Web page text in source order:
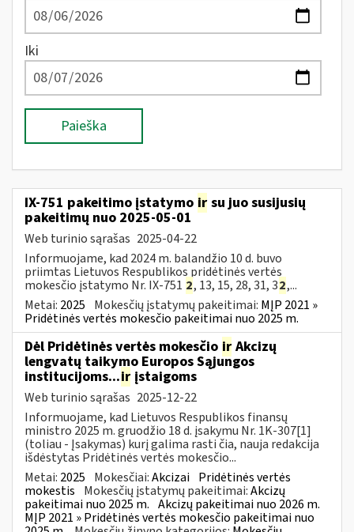
Iki
Paieška
IX-751 pakeitimo įstatymo ir su juo susijusių
pakeitimų nuo 2025-05-01
Web turinio sąrašas 2025-04-22
Informuojame, kad 2024 m. balandžio 10 d. buvo
priimtas Lietuvos Respublikos pridėtinės vertės
mokesčio įstatymo Nr. IX-751 2, 13, 15, 28, 31, 32,...
Metai: 2025 Mokesčių įstatymų pakeitimai: MĮP 2021 »
Pridėtinės vertės mokesčio pakeitimai nuo 2025 m.
Dėl Pridėtinės vertės mokesčio ir Akcizų
lengvatų taikymo Europos Sąjungos
institucijoms...ir įstaigoms
Web turinio sąrašas 2025-12-22
Informuojame, kad Lietuvos Respublikos finansų
ministro 2025 m. gruodžio 18 d. įsakymu Nr. 1K-307[1]
(toliau - Įsakymas) kurį galima rasti čia, nauja redakcija
išdėstytas Pridėtinės vertės mokesčio...
Metai: 2025 Mokesčiai:Akcizai Pridėtinės vertės
mokestis Mokesčių įstatymų pakeitimai:Akcizų
pakeitimai nuo 2025 m. Akcizų pakeitimai nuo 2026 m.
MĮP 2021 » Pridėtinės vertės mokesčio pakeitimai nuo